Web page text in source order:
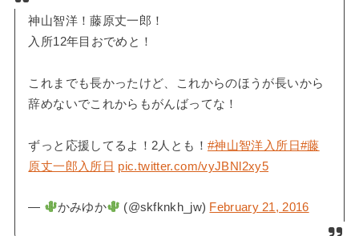
神山智洋！藤原丈一郎！
入所12年目おでめと！
これまでも長かったけど、これからのほうが長いから
辞めないでこれからもがんばってな！
ずっと応援してるよ！2人とも！ #神山智洋入所日#藤
原丈一郎入所日 pic.twitter.com/vyJBNl2xy5
— かみゆか (@skfknkh_jw) February 21, 2016